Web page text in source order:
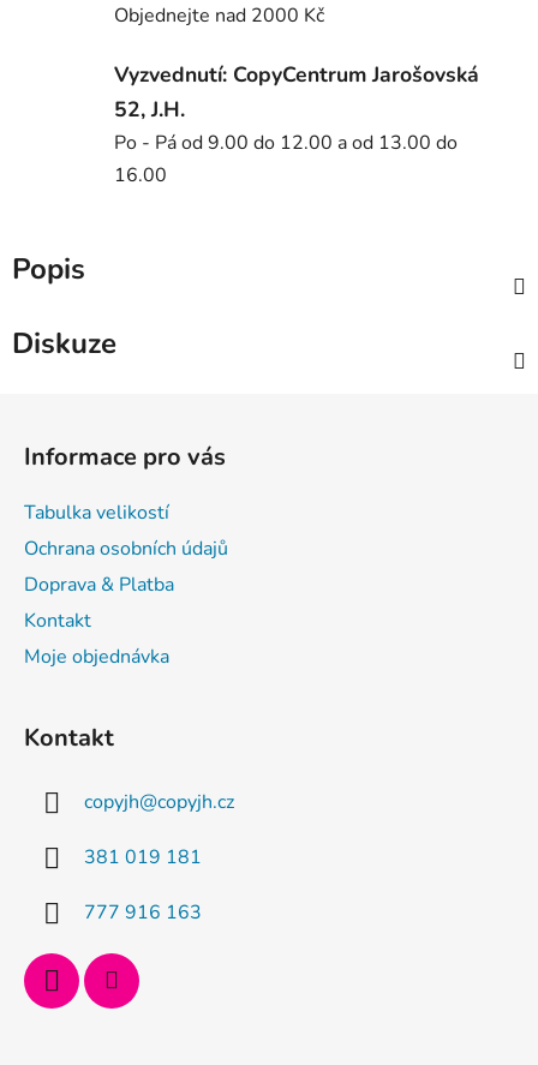
Objednejte nad 2000 Kč
Vyzvednutí: CopyCentrum Jarošovská
52, J.H.
Po - Pá od 9.00 do 12.00 a od 13.00 do
16.00
Popis
Diskuze
Informace pro vás
Tabulka velikostí
Ochrana osobních údajů
Doprava & Platba
Kontakt
Moje objednávka
Kontakt
copyjh@copyjh.cz
381 019 181
777 916 163